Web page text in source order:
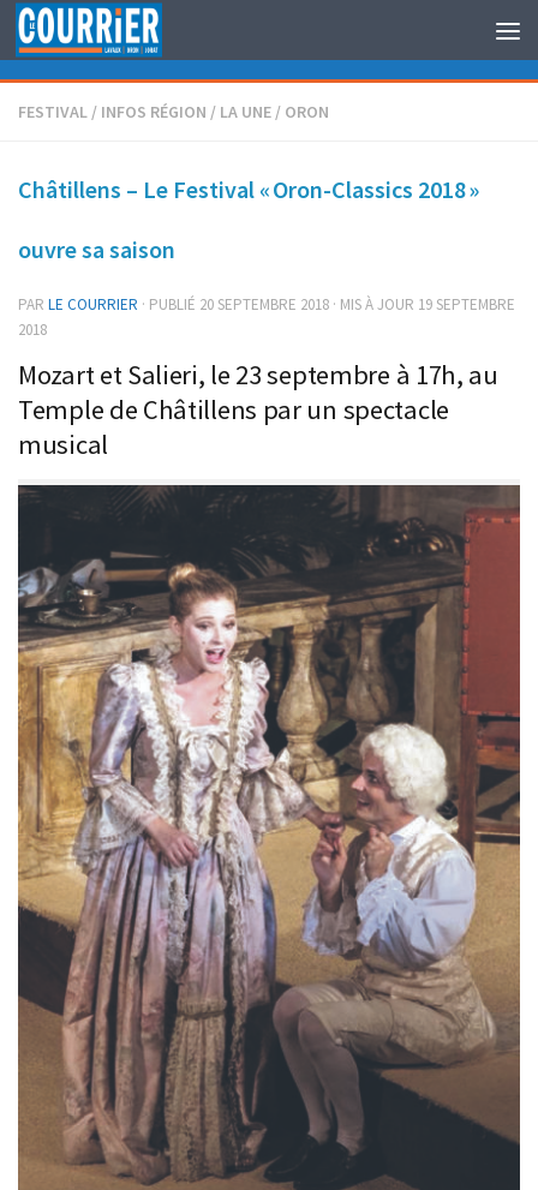
Au dessous du contenu
FESTIVAL / INFOS RÉGION / LA UNE / ORON
Châtillens – Le Festival « Oron-Classics 2018 »
ouvre sa saison
PAR LE COURRIER · PUBLIÉ 20 SEPTEMBRE 2018 · MIS À JOUR 19 SEPTEMBRE
2018
Mozart et Salieri, le 23 septembre à 17h, au
Temple de Châtillens par un spectacle
musical